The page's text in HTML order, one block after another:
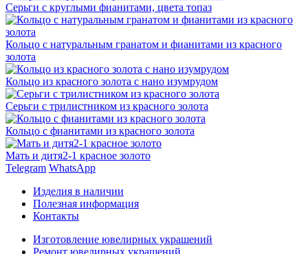
Серьги с круглыми фианитами, цвета топаз
Кольцо с натуральным гранатом и фианитами из красного
золота
Кольцо из красного золота с нано изумрудом
Серьги с трилистником из красного золота
Кольцо с фианитами из красного золота
Мать и дитя2-1 красное золото
Telegram WhatsApp
Изделия в наличии
Полезная информация
Контакты
Изготовление ювелирных украшений
Ремонт ювелирных украшений